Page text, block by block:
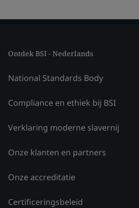
Ontdek BSI - Nederlands
National Standards Body
Compliance en ethiek bij BSI
Verklaring moderne slavernij
Onze klanten en partners
Onze accreditatie
Certificeringsbeleid